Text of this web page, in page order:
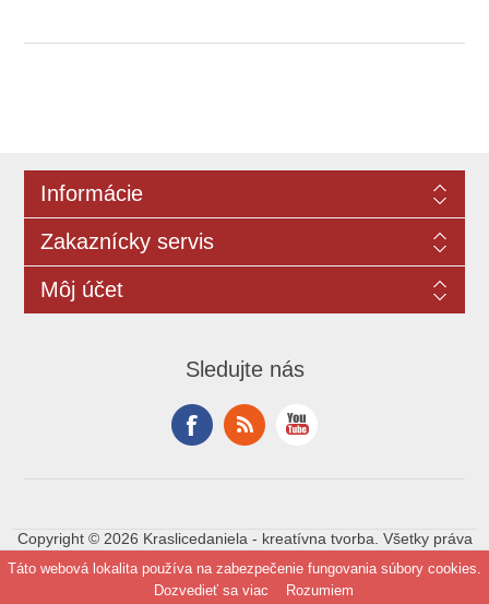
Informácie
Zakaznícky servis
Môj účet
Sledujte nás
Copyright © 2026 Kraslicedaniela - kreatívna tvorba. Všetky práva
vyhradené.
Táto webová lokalita používa na zabezpečenie fungovania súbory cookies.
Dozvedieť sa viac
Rozumiem